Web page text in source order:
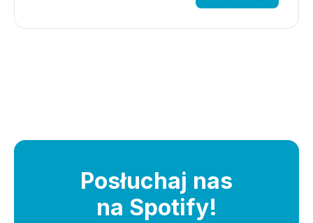
Posłuchaj nas
na Spotify!